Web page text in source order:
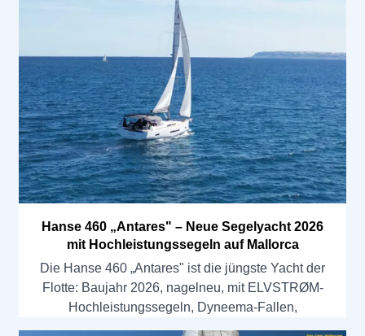
Hanse 460 „Antares" – Neue Segelyacht 2026
mit Hochleistungssegeln auf Mallorca
Die Hanse 460 „Antares" ist die jüngste Yacht der
Flotte: Baujahr 2026, nagelneu, mit ELVSTRØM-
Hochleistungssegeln, Dyneema-Fallen,